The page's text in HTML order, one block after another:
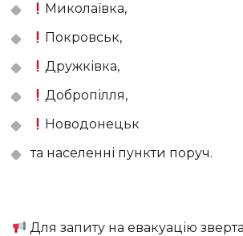
Миколаївка,
Покровськ,
Дружківка,
Добропілля,
Новодонецьк
та населенні пункти поруч.
Для запиту на евакуацію